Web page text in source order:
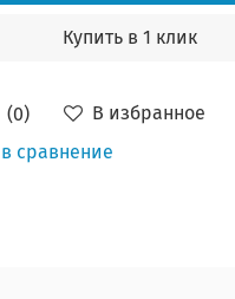
(0)
В избранное
сравнение
Купить в 1 клик